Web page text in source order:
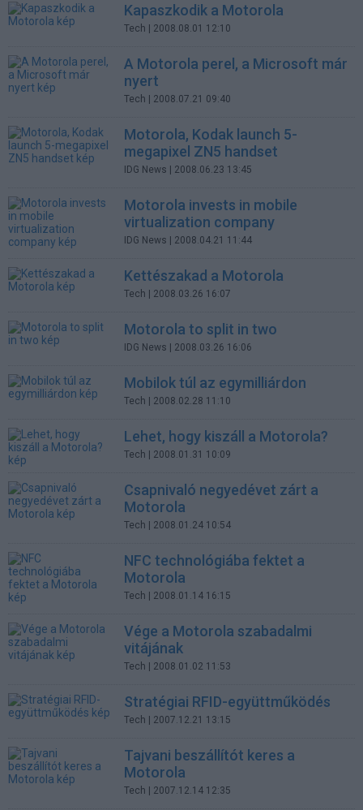
Kapaszkodik a Motorola
Tech | 2008.08.01 12:10
A Motorola perel, a Microsoft már
nyert
Tech | 2008.07.21 09:40
Motorola, Kodak launch 5-
megapixel ZN5 handset
IDG News | 2008.06.23 13:45
Motorola invests in mobile
virtualization company
IDG News | 2008.04.21 11:44
Kettészakad a Motorola
Tech | 2008.03.26 16:07
Motorola to split in two
IDG News | 2008.03.26 16:06
Mobilok túl az egymilliárdon
Tech | 2008.02.28 11:10
Lehet, hogy kiszáll a Motorola?
Tech | 2008.01.31 10:09
Csapnivaló negyedévet zárt a
Motorola
Tech | 2008.01.24 10:54
NFC technológiába fektet a
Motorola
Tech | 2008.01.14 16:15
Vége a Motorola szabadalmi
vitájának
Tech | 2008.01.02 11:53
Stratégiai RFID-együttműködés
Tech | 2007.12.21 13:15
Tajvani beszállítót keres a
Motorola
Tech | 2007.12.14 12:35